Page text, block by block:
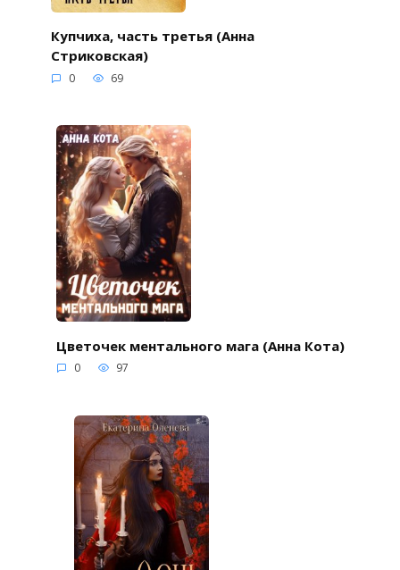
Купчиха, часть третья (Анна
Стриковская)
0 69
Цветочек ментального мага (Анна Кота)
0 97